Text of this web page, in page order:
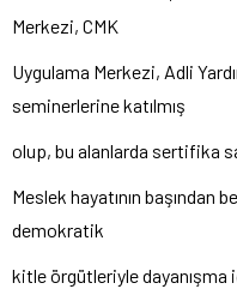
Merkezi, CMK
Uygulama Merkezi, Adli
seminerlerine katılmış
olup, bu alanlarda sertifika
Meslek hayatının başından
demokratik
kitle örgütleriyle dayanışma